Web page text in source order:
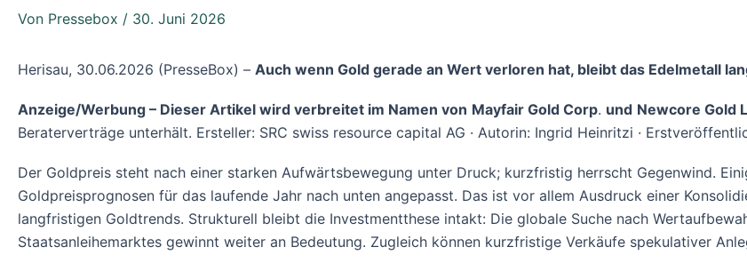
Von Pressebox / 30. Juni 2026
Herisau, 30.06.2026 (PresseBox) – Auch wenn Gold gerade an Wert verloren hat, bleibt das Edelmetall
Anzeige/Werbung – Dieser Artikel wird verbreitet im Namen von Mayfair Gold Corp. und Newcore Gold
Beraterverträge unterhält. Ersteller: SRC swiss resource capital AG · Autorin: Ingrid Heinritzi ·
Der Goldpreis steht nach einer starken Aufwärtsbewegung unter Druck; kurzfristig herrscht Gegenwind.
Goldpreisprognosen für das laufende Jahr nach unten angepasst. Das ist vor allem Ausdruck einer
langfristigen Goldtrends. Strukturell bleibt die Investmentthese intakt: Die globale Suche nach
Staatsanleihemarktes gewinnt weiter an Bedeutung. Zugleich können kurzfristige Verkäufe spekulativer